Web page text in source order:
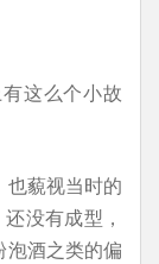
这么个小故
藐视当时的
没有成型，
泡酒之类的偏